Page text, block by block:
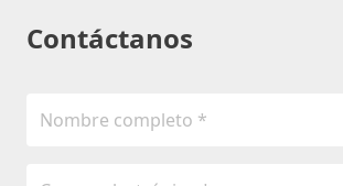
Contáctanos